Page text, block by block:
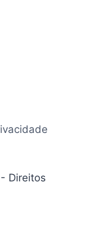
Direitos